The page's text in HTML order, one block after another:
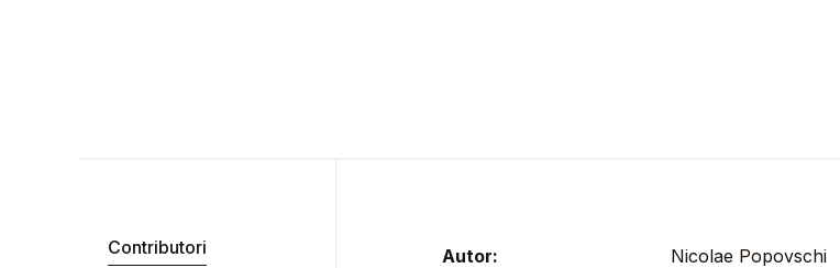
Contributori Autor: Nicolae Popovschi